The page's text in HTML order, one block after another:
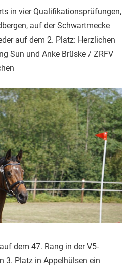
in vier Qualifikationsprüfungen,
auf der Schwartmecke
auf dem 2. Platz: Herzlichen
Sun und Anke Brüske / ZRFV
dem 47. Rang in der V5-
3. Platz in Appelhülsen ein